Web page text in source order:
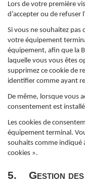
Lors de votre première
d’accepter ou de refuser
Si vous ne souhaitez pas
votre équipement
équipement, afin que la
laquelle vous vous êtes
supprimez ce cookie de
identifier comme ayant
De même, lorsque vous
consentement est
Les cookies de
équipement terminal.
souhaits comme indiqué
cookies ».
5. Gestion des